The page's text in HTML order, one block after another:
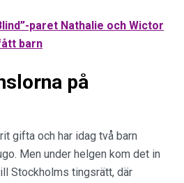
paret Nathalie och Wictor
barn
på
gifta och har idag två barn
Men under helgen kom det in
Stockholms tingsrätt, där